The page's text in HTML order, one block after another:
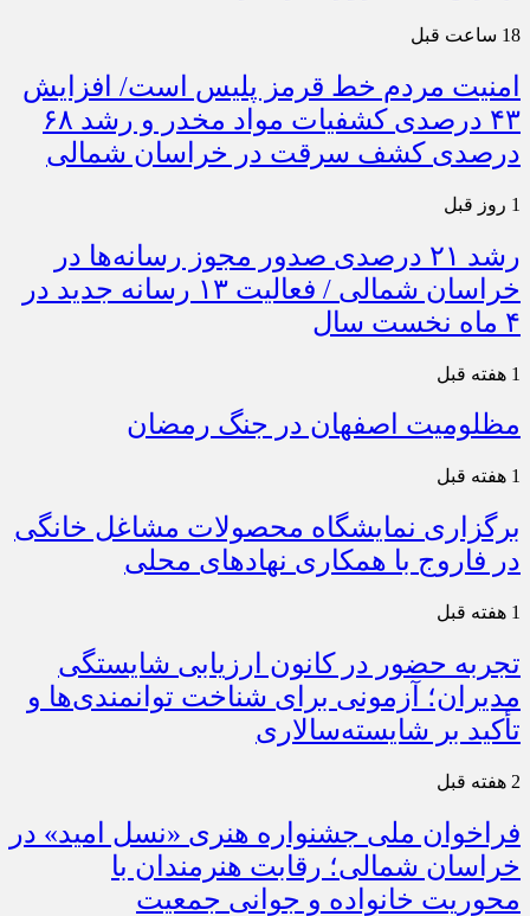
18 ساعت قبل
امنیت مردم خط قرمز پلیس است/ افزایش
۴۳ درصدی کشفیات مواد مخدر و رشد ۶۸
درصدی کشف سرقت در خراسان شمالی
1 روز قبل
رشد ۲۱ درصدی صدور مجوز رسانه‌ها در
خراسان شمالی / فعالیت ۱۳ رسانه جدید در
۴ ماه نخست سال
1 هفته قبل
مظلومیت اصفهان در جنگ رمضان
1 هفته قبل
برگزاری نمایشگاه محصولات مشاغل خانگی
در فاروج با همکاری نهادهای محلی
1 هفته قبل
تجربه حضور در کانون ارزیابی شایستگی
مدیران؛ آزمونی برای شناخت توانمندی‌ها و
تأکید بر شایسته‌سالاری
2 هفته قبل
فراخوان ملی جشنواره هنری «نسل امید» در
خراسان شمالی؛ رقابت هنرمندان با
محوریت خانواده و جوانی جمعیت